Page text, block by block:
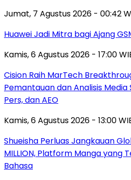
Jumat, 7 Agustus 2026 - 00:42
Huawei Jadi Mitra bagi Ajang
Kamis, 6 Agustus 2026 - 17:00
Cision Raih MarTech
Pemantauan dan Analisis Media
Pers, dan AEO
Kamis, 6 Agustus 2026 - 13:00
Shueisha Perluas Jangkauan
MILLION, Platform Manga yang
Bahasa